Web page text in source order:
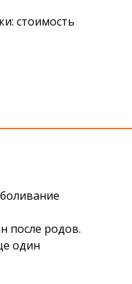
стоимость
после родов.
один